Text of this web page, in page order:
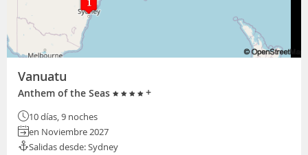
Vanuatu
Anthem of the Seas +
10 días, 9 noches
en Noviembre 2027
Salidas desde: Sydney